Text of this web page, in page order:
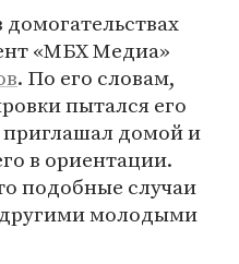
«МБХ Медиа»
. По его словам,
пытался его
приглашал домой и
в ориентации.
подобные случаи
молодыми